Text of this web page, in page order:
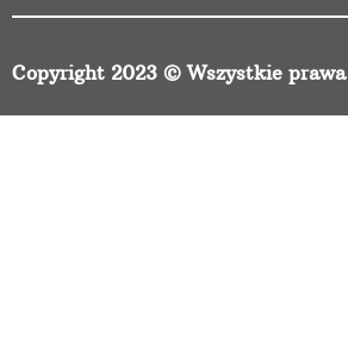
Copyright 2023 © Wszystkie prawa